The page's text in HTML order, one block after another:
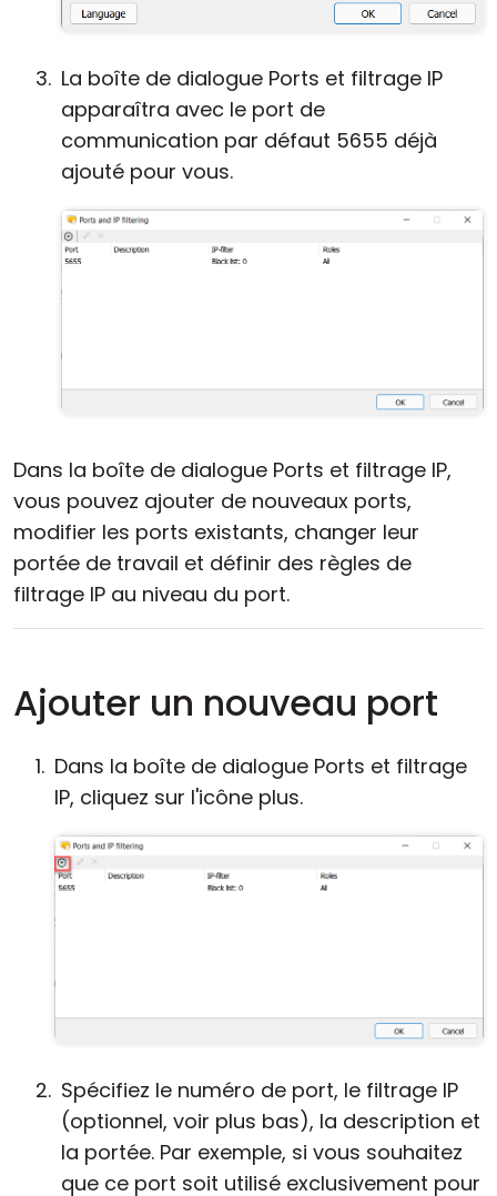
La boîte de dialogue Ports et filtrage IP
apparaîtra avec le port de
communication par défaut 5655 déjà
ajouté pour vous.
Dans la boîte de dialogue Ports et filtrage IP,
vous pouvez ajouter de nouveaux ports,
modifier les ports existants, changer leur
portée de travail et définir des règles de
filtrage IP au niveau du port.
Ajouter un nouveau port
Dans la boîte de dialogue Ports et filtrage
IP, cliquez sur l'icône plus.
Spécifiez le numéro de port, le filtrage IP
(optionnel, voir plus bas), la description et
la portée. Par exemple, si vous souhaitez
que ce port soit utilisé exclusivement pour